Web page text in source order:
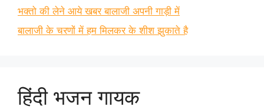
भक्तो की लेने आये खबर बालाजी अपनी गाड़ी में
बालाजी के चरणों में हम मिलकर के शीश झुकाते है
हिंदी भजन गायक